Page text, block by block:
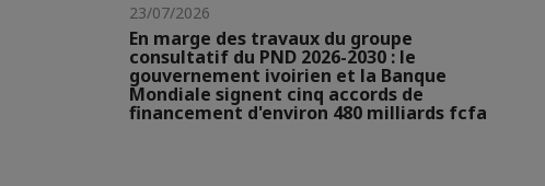
23/07/2026
En marge des travaux du groupe
consultatif du PND 2026-2030 : le
gouvernement ivoirien et la Banque
Mondiale signent cinq accords de
financement d'environ 480 milliards fcfa